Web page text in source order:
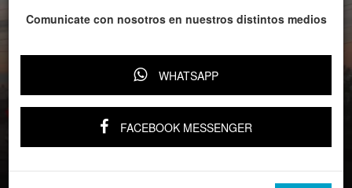
Camioneta se impacta contra árbol y
poste en Madero Poniente
Comunicate con nosotros en nuestros distintos medios
WHATSAPP
FACEBOOK MESSENGER